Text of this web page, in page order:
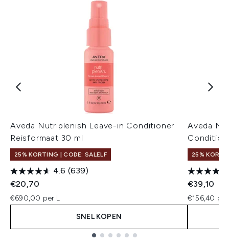
Aveda Nutriplenish Leave-in Conditioner
Reisformaat 30 ml
25% KORTING | CODE: SALELF
4.6 (639)
€20,70
€690,00 per L
SNEL KOPEN
Aveda
25%
€39,10
€156,40